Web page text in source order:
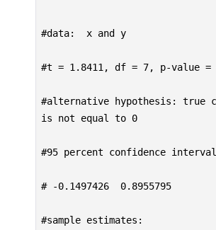
#data:  x and y
#t = 1.8411, df = 7, p-value =
#alternative hypothesis: true
is not equal to 0
#95 percent confidence
# -0.1497426  0.8955795
#sample estimates: